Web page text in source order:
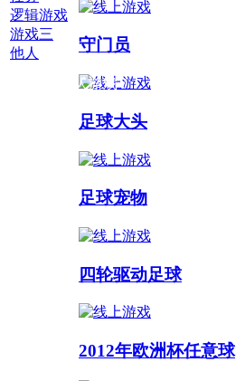
逻辑游戏
游戏三
他人
多人游戏 :
守门员
足球大头
足球宠物
四轮驱动足球
2012年欧洲杯任意球